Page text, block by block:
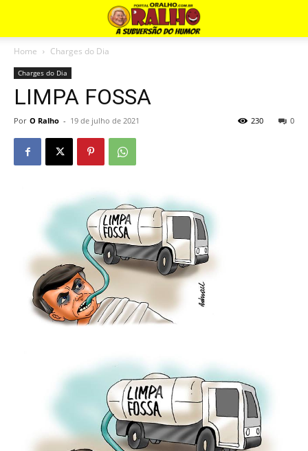
Home Charges do Dia
Charges do Dia
LIMPA FOSSA
Por O Ralho - 19 de julho de 2021 0
230